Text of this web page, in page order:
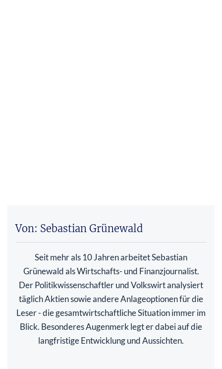
Von: Sebastian Grünewald
Seit mehr als 10 Jahren arbeitet Sebastian
Grünewald als Wirtschafts- und Finanzjournalist.
Der Politikwissenschaftler und Volkswirt analysiert
täglich Aktien sowie andere Anlageoptionen für die
Leser - die gesamtwirtschaftliche Situation immer im
Blick. Besonderes Augenmerk legt er dabei auf die
langfristige Entwicklung und Aussichten.